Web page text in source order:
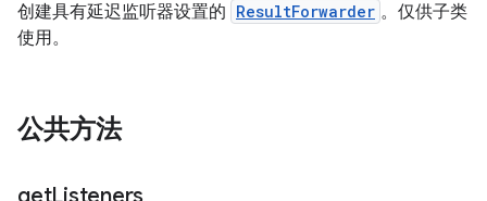
创建具有延迟监听器设置的 ResultForwarder 。仅供子类
使用。
公共方法